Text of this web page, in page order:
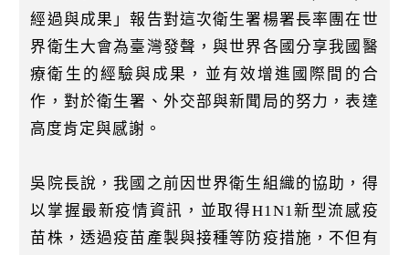
經過與成果」報告對這次衛生署楊署長率團在世
界衛生大會為臺灣發聲，與世界各國分享我國醫
療衛生的經驗與成果，並有效增進國際間的合
作，對於衛生署、外交部與新聞局的努力，表達
高度肯定與感謝。
吳院長說，我國之前因世界衛生組織的協助，得
以掌握最新疫情資訊，並取得H1N1新型流感疫
苗株，透過疫苗產製與接種等防疫措施，不但有